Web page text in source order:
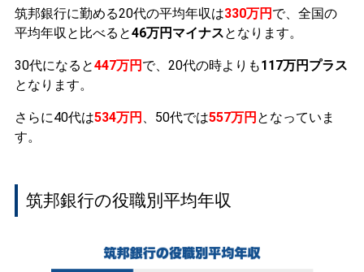
筑邦銀行に勤める20代の平均年収は330万円 で、全国の
平均年収と比べると46万円マイナスとなります。
30代になると447万円 で、20代の時よりも117万円プラス
となります。
さらに40代は534万円 、50代では557万円 となっていま
す。
筑邦銀行の役職別平均年収